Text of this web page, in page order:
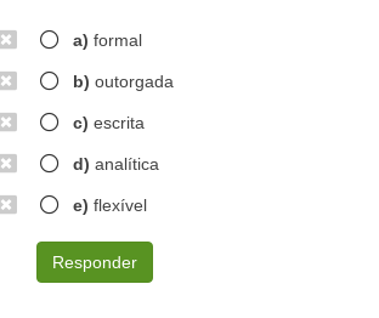
a) formal
b) outorgada
c) escrita
d) analítica
e) flexível
Responder